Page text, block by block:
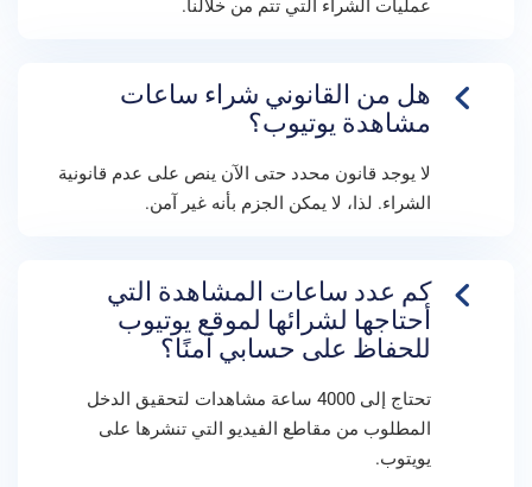
عمليات الشراء التي تتم من خلالنا.
هل من القانوني شراء ساعات
مشاهدة يوتيوب؟
لا يوجد قانون محدد حتى الآن ينص على عدم قانونية
الشراء. لذا، لا يمكن الجزم بأنه غير آمن.
كم عدد ساعات المشاهدة التي
أحتاجها لشرائها لموقع يوتيوب
للحفاظ على حسابي آمنًا؟
تحتاج إلى 4000 ساعة مشاهدات لتحقيق الدخل
المطلوب من مقاطع الفيديو التي تنشرها على
يويتوب.